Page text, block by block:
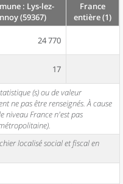
: Lys-lez-
(59367)
France
entière (1)
24 770
17
(s) ou de valeur
ne pas être renseignés. À cause
niveau France n'est pas
localisé social et fiscal en